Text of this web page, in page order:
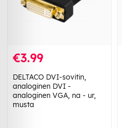
€3.99
DELTACO DVI-sovitin,
analoginen DVI -
analoginen VGA, na - ur,
musta